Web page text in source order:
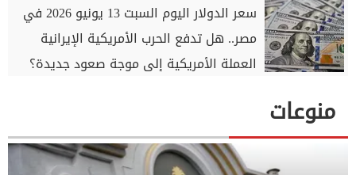
سعر الدولار اليوم السبت 13 يونيو 2026 في
مصر.. هل تدفع الحرب الأمريكية الإيرانية
العملة الأمريكية إلى موجة صعود جديدة؟
منوعات